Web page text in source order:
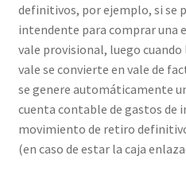
definitivos, por ejemplo, si se
intendente para comprar una
vale provisional, luego cuando
vale se convierte en vale de
se genere automáticamente
cuenta contable de gastos de
movimiento de retiro
(en caso de estar la caja